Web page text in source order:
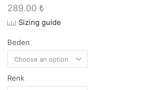
289.00 ₺
Sizing guide
Beden
Renk